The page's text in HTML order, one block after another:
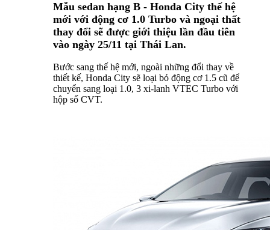
Mẫu sedan hạng B - Honda City thế hệ
mới với động cơ 1.0 Turbo và ngoại thất
thay đổi sẽ được giới thiệu lần đầu tiên
vào ngày 25/11 tại Thái Lan.
Bước sang thế hệ mới, ngoài những đổi thay về
thiết kế, Honda City sẽ loại bỏ động cơ 1.5 cũ để
chuyển sang loại 1.0, 3 xi-lanh VTEC Turbo với
hộp số CVT.